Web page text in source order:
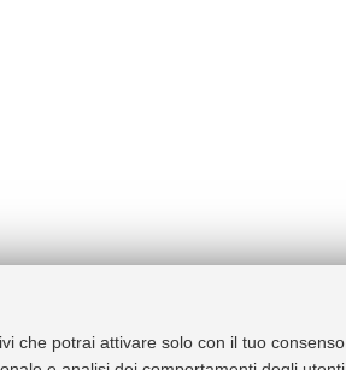
che potrai attivare solo con il tuo consenso.